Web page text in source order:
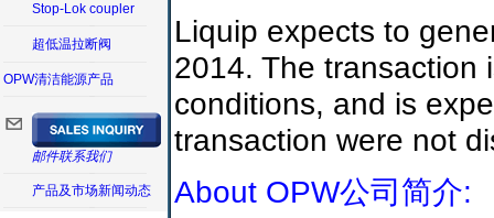
Stop-Lok coupler
超低温拉断阀
OPW清洁能源产品
邮件联系我们
产品及市场新闻动态
Liquip expects to
2014. The transaction
conditions, and is
transaction were not
About OPW公司简介: